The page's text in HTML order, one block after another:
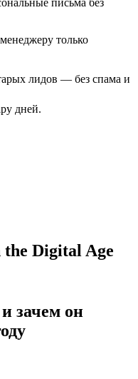
письма без
только
лидов — без спама и
дней.
Digital Age
зачем он